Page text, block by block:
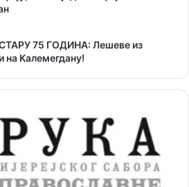
75 ГОДИНА: Лешеве из
на Kалемегдану!